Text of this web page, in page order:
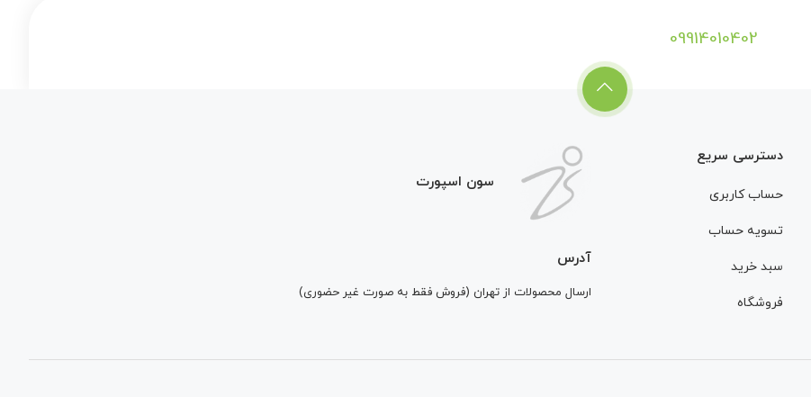
09914010402
دسترسی سریع
حساب کاربری
تسویه حساب
سبد خرید
فروشگاه
سون اسپورت
آدرس
ارسال محصولات از تهران (فروش فقط به صورت غیر حضوری)